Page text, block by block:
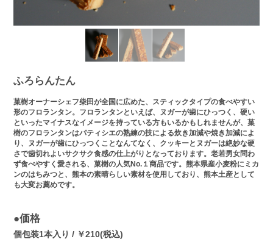
ふろらんたん
菓樹オーナーシェフ柴田が全国に広めた、スティックタイプの食べやすい
形のフロランタン。フロランタンといえば、ヌガーが歯にひっつく、硬い
といったマイナスなイメージを持っている方もいるかもしれませんが、菓
樹のフロランタンはパティシエの熟練の技による炊き加減や焼き加減によ
り、ヌガーが歯にひっつくことなんてなく、クッキーとヌガーは絶妙な硬
さで歯切れよいサクサク食感の仕上がりとなっております。老若男女問わ
ず食べやすく愛される、菓樹の人気No.１商品です。熊本県産小麦粉にミカ
ンのはちみつと、熊本の素晴らしい素材を使用しており、熊本土産として
も大変お薦めです。
●価格
個包装1本入り / ￥210(税込)